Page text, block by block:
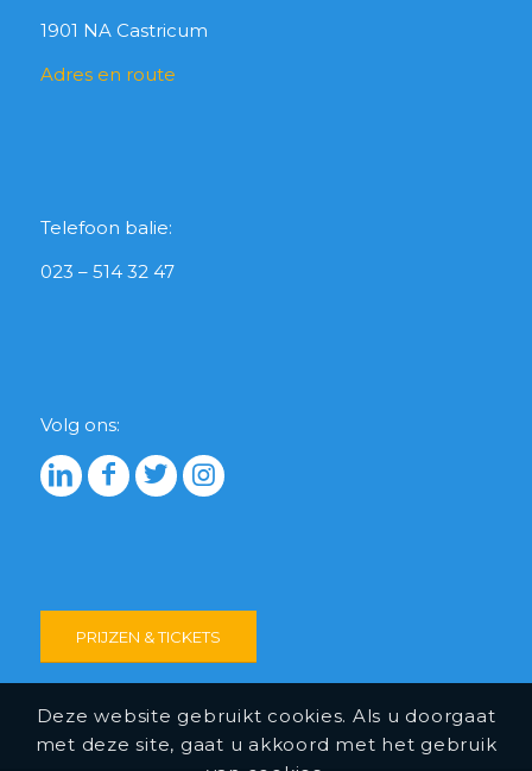
1901 NA Castricum
Adres en route
Telefoon balie:
023 – 514 32 47
Volg ons:
PRIJZEN & TICKETS
Deze website gebruikt cookies. Als u doorgaat
met deze site, gaat u akkoord met het gebruik